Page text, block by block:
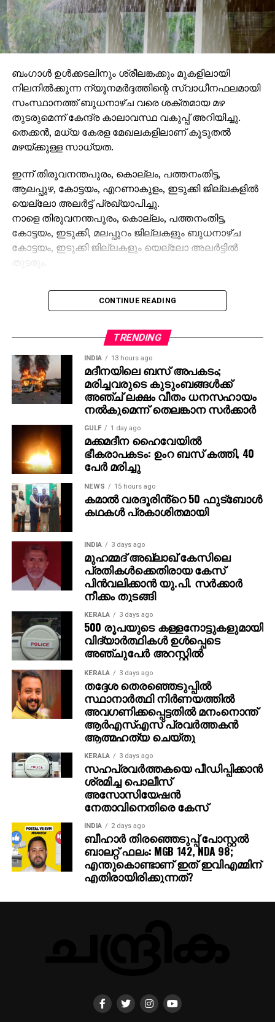
ബംഗാള്‍ ഉള്‍ക്കടലിനും ശ്രീലങ്കക്കും മുകളിലായി
നിലനില്‍ക്കുന്ന ന്യൂനമര്‍ദ്ദത്തിന്റെ സ്വാധീനഫലമായി
സംസ്ഥാനത്ത് ബുധനാഴ്ച വരെ ശക്തമായ മഴ
തുടരുമെന്ന് കേന്ദ്ര കാലാവസ്ഥ വകുപ്പ് അറിയിച്ചു.
തെക്കന്‍, മധ്യ കേരള മേഖലകളിലാണ് കൂടുതല്‍
മഴയ്ക്കുള്ള സാധ്യത.
ഇന്ന് തിരുവനന്തപുരം, കൊല്ലം, പത്തനംതിട്ട,
ആലപ്പുഴ, കോട്ടയം, എറണാകുളം, ഇടുക്കി ജില്ലകളില്‍
യെല്ലോ അലര്‍ട്ട് പ്രഖ്യാപിച്ചു.
നാളെ തിരുവനന്തപുരം, കൊല്ലം, പത്തനംതിട്ട,
കോട്ടയം, ഇടുക്കി, മലപ്പുറം ജില്ലകളും ബുധനാഴ്ച
കോട്ടയം, ഇടുക്കി ജില്ലകളും യെല്ലോ അലര്‍ട്ടില്‍
ശബരിമല മകരവിളക്ക് തീര്‍ത്ഥാടനം പുരോഗമിക്കുന്ന
സാഹചര്യത്തില്‍ സന്നിധാനം, പമ്പ, നിലക്കല്‍
മഴയ്ക്കുള്ള സാധ്യതയെ കുറിച്ച് കാലാവസ്ഥ വകുപ്പ്
പ്രത്യേക മുന്നറിയിപ്പ് നല്‍കിയിട്ടുണ്ട്.
തീര്‍ത്ഥാടകര്‍ മുന്‍കരുതലുകള്‍ സ്വീകരിക്കണമെന്ന്
അധികൃതര്‍ അറിയിച്ചു.
CONTINUE READING
TRENDING
INDIA 13 hours ago
മദീനയിലെ ബസ് അപകടം;
മരിച്ചവരുടെ കുടുംബങ്ങള്‍ക്ക്
അഞ്ച് ലക്ഷം വീതം ധനസഹായം
നല്‍കുമെന്ന് തെലങ്കാന സര്‍ക്കാര്‍
GULF 1 day ago
മക്കമദീന ഹൈവേയില്‍
ഭീകരാപകടം: ഉംറ ബസ് കത്തി, 40
പേര്‍ മരിച്ചു
NEWS 15 hours ago
കമാൽ വരദൂരിൻ്റെ 50 ഫുട്ബോൾ
കഥകൾ പ്രകാശിതമായി
INDIA 3 days ago
മുഹമ്മദ് അഖ്‌ലാഖ് കേസിലെ
പ്രതികള്‍ക്കെതിരായ കേസ്
പിന്‍വലിക്കാന്‍ യു.പി. സര്‍ക്കാര്‍
നീക്കം തുടങ്ങി
KERALA 3 days ago
500 രൂപയുടെ കള്ളനോട്ടുകളുമായി
വിദ്യാര്‍ത്ഥികള്‍ ഉള്‍പ്പെടെ
അഞ്ചുപേര്‍ അറസ്റ്റില്‍
KERALA 3 days ago
തദ്ദേശ തെരഞ്ഞെടുപ്പില്‍
സ്ഥാനാര്‍ത്ഥി നിര്‍ണയത്തില്‍
അവഗണിക്കപ്പെട്ടതില്‍ മനംനൊന്ത്
ആര്‍എസ്എസ് പ്രവര്‍ത്തകന്‍
ആത്മഹത്യ ചെയ്തു
KERALA 3 days ago
സഹപ്രവര്‍ത്തകയെ പീഡിപ്പിക്കാന്‍
ശ്രമിച്ച പൊലീസ്
അസോസിയേഷന്‍
നേതാവിനെതിരെ കേസ്
INDIA 2 days ago
ബീഹാർ തിരഞ്ഞെടുപ്പ് പോസ്റ്റൽ
ബാലറ്റ് ഫലം: MGB 142, NDA 98;
എന്തുകൊണ്ടാണ് ഇത് ഇവിഎമ്മിന്
എതിരായിരിക്കുന്നത്?